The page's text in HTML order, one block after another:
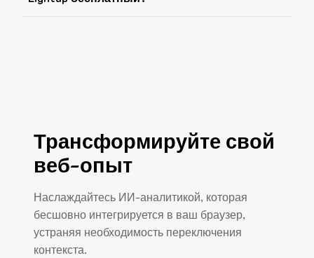
Трансформируйте свой
веб-опыт
Наслаждайтесь ИИ-аналитикой, которая
бесшовно интегрируется в ваш браузер,
устраняя необходимость переключения
контекста.